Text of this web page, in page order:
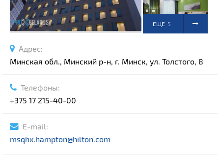
ЕЩЕ 5
Адрес:
Минская обл., Минский р-н, г. Минск, ул. Толстого, 8
Телефоны:
+375 17 215-40-00
E-mail:
msqhx.hampton@hilton.com